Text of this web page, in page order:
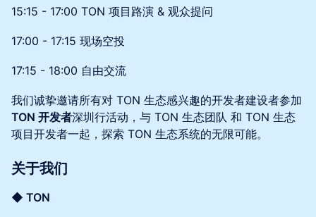
​15:15 - 17:00 TON 项目路演 & 观众提问
​17:00 - 17:15 现场空投
​17:15 - 18:00 自由交流
我们诚挚邀请所有对 TON 生态感兴趣的开发者建设者参加
TON 开发者深圳行活动，与 TON 生态团队 和 TON 生态
项目开发者一起，探索 TON 生态系统的无限可能。
关于我们
◆ TON